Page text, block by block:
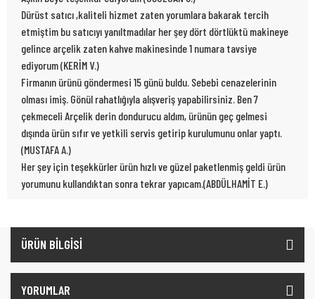
Dürüst satıcı ,kaliteli hizmet zaten yorumlara bakarak tercih
etmiştim bu satıcıyı yanıltmadılar her şey dört dörtlüktü makineye
gelince arçelik zaten kahve makinesinde 1 numara tavsiye
ediyorum (KERİM V.)
Firmanın ürünü göndermesi 15 günü buldu. Sebebi cenazelerinin
olması imiş. Gönül rahatlığıyla alışveriş yapabilirsiniz. Ben 7
çekmeceli Arçelik derin dondurucu aldım, ürünün geç gelmesi
dışında ürün sıfır ve yetkili servis getirip kurulumunu onlar yaptı.
(MUSTAFA A.)
Her şey için teşekkürler ürün hızlı ve güzel paketlenmiş geldi ürün
yorumunu kullandıktan sonra tekrar yapıcam.(ABDÜLHAMİT E.)
ÜRÜN BİLGİSİ
YORUMLAR